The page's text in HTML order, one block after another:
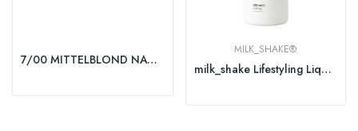
7/00 MITTELBLOND NATUR
MILK_SHAKE®
milk_shake Lifestyling Liquid Styler 200 ml (NEU)